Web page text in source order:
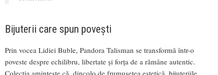
Bijuterii care spun povești
Prin vocea Lidiei Buble, Pandora Talisman se transformă într-o
poveste despre echilibru, libertate și forța de a rămâne autentic.
Colecția amintește că, dincolo de frumusețea estetică, bijuteriile